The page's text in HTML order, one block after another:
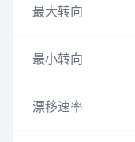
最大转向
最小转向
漂移速率